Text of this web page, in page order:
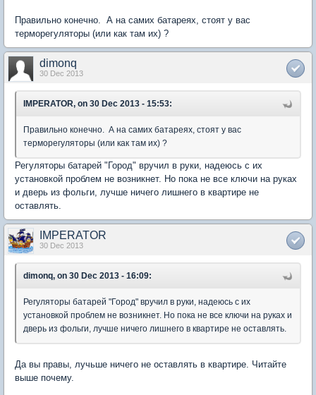
Правильно конечно. А на самих батареях, стоят у вас
терморегуляторы (или как там их) ?
dimonq
30 Dec 2013
IMPERATOR, on 30 Dec 2013 - 15:53:
Правильно конечно. А на самих батареях, стоят у вас
терморегуляторы (или как там их) ?
Регуляторы батарей "Город" вручил в руки, надеюсь с их
установкой проблем не возникнет. Но пока не все ключи на руках
и дверь из фольги, лучше ничего лишнего в квартире не
оставлять.
IMPERATOR
30 Dec 2013
dimonq, on 30 Dec 2013 - 16:09:
Регуляторы батарей "Город" вручил в руки, надеюсь с их
установкой проблем не возникнет. Но пока не все ключи на руках и
дверь из фольги, лучше ничего лишнего в квартире не оставлять.
Да вы правы, лучьше ничего не оставлять в квартире. Читайте
выше почему.